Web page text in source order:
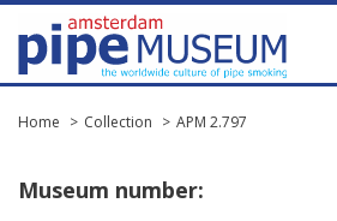
Home Collection APM 2.797
Museum number: